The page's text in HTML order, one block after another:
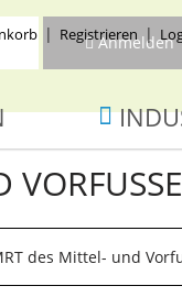
Registrieren
Anmelden
des Mittel- und